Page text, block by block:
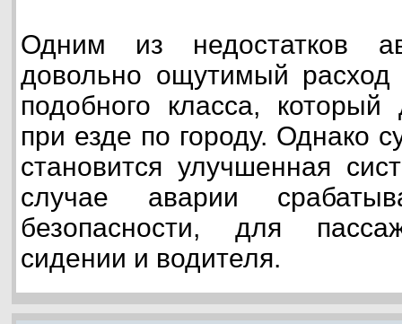
Одним из недостатков
довольно ощутимый
подобного класса, который
при езде по городу. Однако
становится улучшенная
случае аварии
безопасности, для
сидении и водителя.